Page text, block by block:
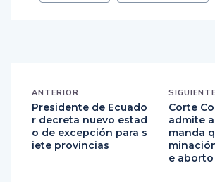
ANTERIOR
Presidente de Ecuado
r decreta nuevo estad
o de excepción para s
iete provincias
SIGUIENTE
Corte
admite
manda
e aborto